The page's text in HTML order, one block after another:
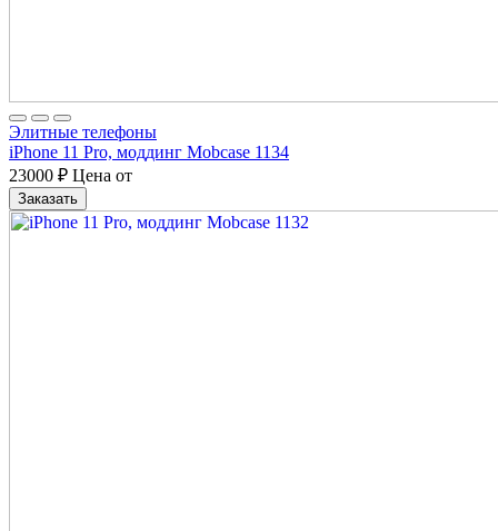
Элитные телефоны
iPhone 11 Pro, моддинг Mobcase 1134
23000 ₽ Цена от
Заказать